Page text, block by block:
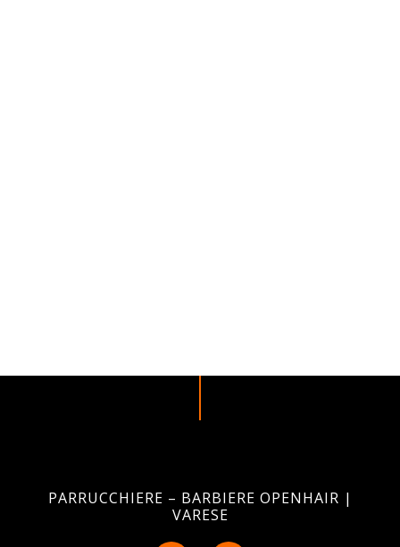
PARRUCCHIERE – BARBIERE OPENHAIR |
VARESE